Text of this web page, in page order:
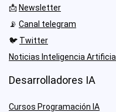
📩 Newsletter
📡 Canal telegram
🐦 Twitter
Noticias Inteligencia Artificial
Desarrolladores IA
Cursos Programación IA